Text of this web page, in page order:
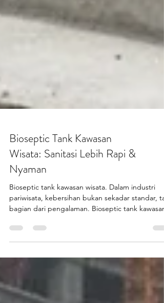
Bioseptic Tank Kawasan
Wisata: Sanitasi Lebih Rapi &
Nyaman
Bioseptic tank kawasan wisata. Dalam industri
bagian dari pengalaman. Bioseptic tank kawasan
membantu menjaga kenyamanan pengunjung
sekaligus citra destinasi. Area wisata seperti